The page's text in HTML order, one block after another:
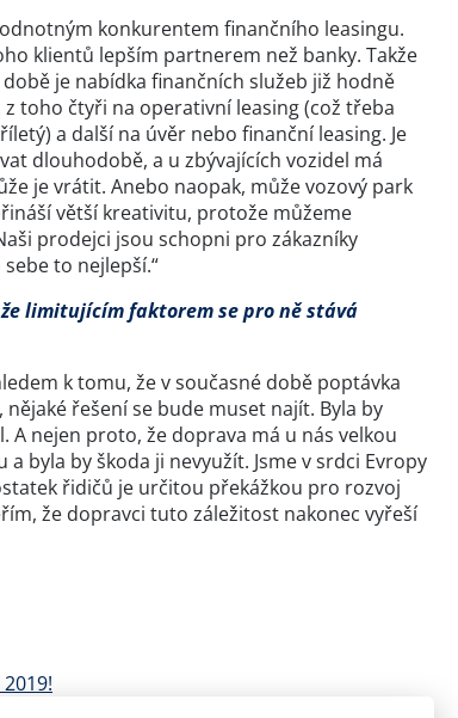
konkurentem finančního leasingu.
klientů lepším partnerem než banky. Takže
je nabídka finančních služeb již hodně
toho čtyři na operativní leasing (což třeba
a další na úvěr nebo finanční leasing. Je
dlouhodobě, a u zbývajících vozidel má
je vrátit. Anebo naopak, může vozový park
větší kreativitu, protože můžeme
prodejci jsou schopni pro zákazníky
to nejlepší.“
limitujícím faktorem se pro ně stává
k tomu, že v současné době poptávka
řešení se bude muset najít. Byla by
A nejen proto, že doprava má u nás velkou
byla by škoda ji nevyužít. Jsme v srdci Evropy
řidičů je určitou překážkou pro rozvoj
že dopravci tuto záležitost nakonec vyřeší